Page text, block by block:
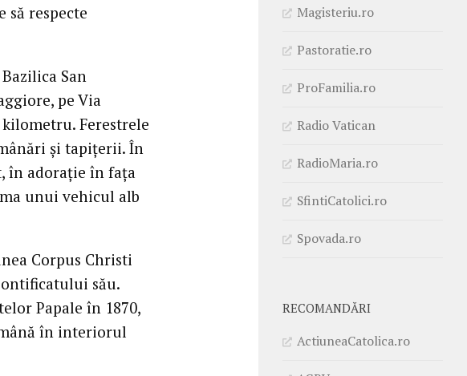
să respecte
San
pe Via
Ferestrele
şi tapiţerii. În
în adoraţie în faţa
unui vehicul alb
Corpus Christi
său.
Papale în 1870,
în interiorul
Magisteriu.ro
Pastoratie.ro
ProFamilia.ro
Radio Vatican
RadioMaria.ro
SfintiCatolici.ro
Spovada.ro
RECOMANDĂRI
ActiuneaCatolica.ro